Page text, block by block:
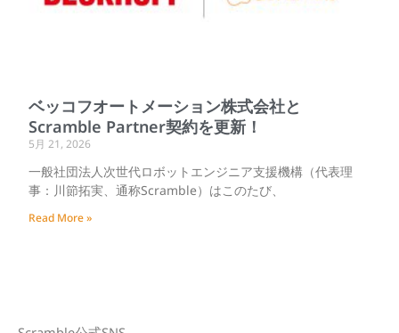
ベッコフオートメーション株式会社と
Scramble Partner契約を更新！
5月 21, 2026
一般社団法人次世代ロボットエンジニア支援機構（代表理
事：川節拓実、通称Scramble）はこのたび、
Read More »